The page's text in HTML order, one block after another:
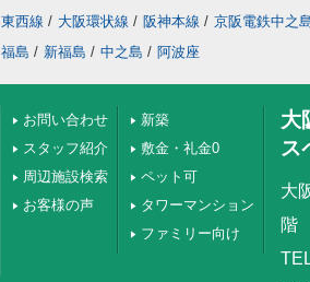
東西線 / 大阪環状線 / 阪神本線 / 京阪電鉄中之
福島 / 新福島 / 中之島 / 阿波座
お問い合わせ
スタッフ紹介
周辺施設検索
お客様の声
新築
敷金・礼金0
ペット可
タワーマンション
ファミリー向け
大
ス
大
階